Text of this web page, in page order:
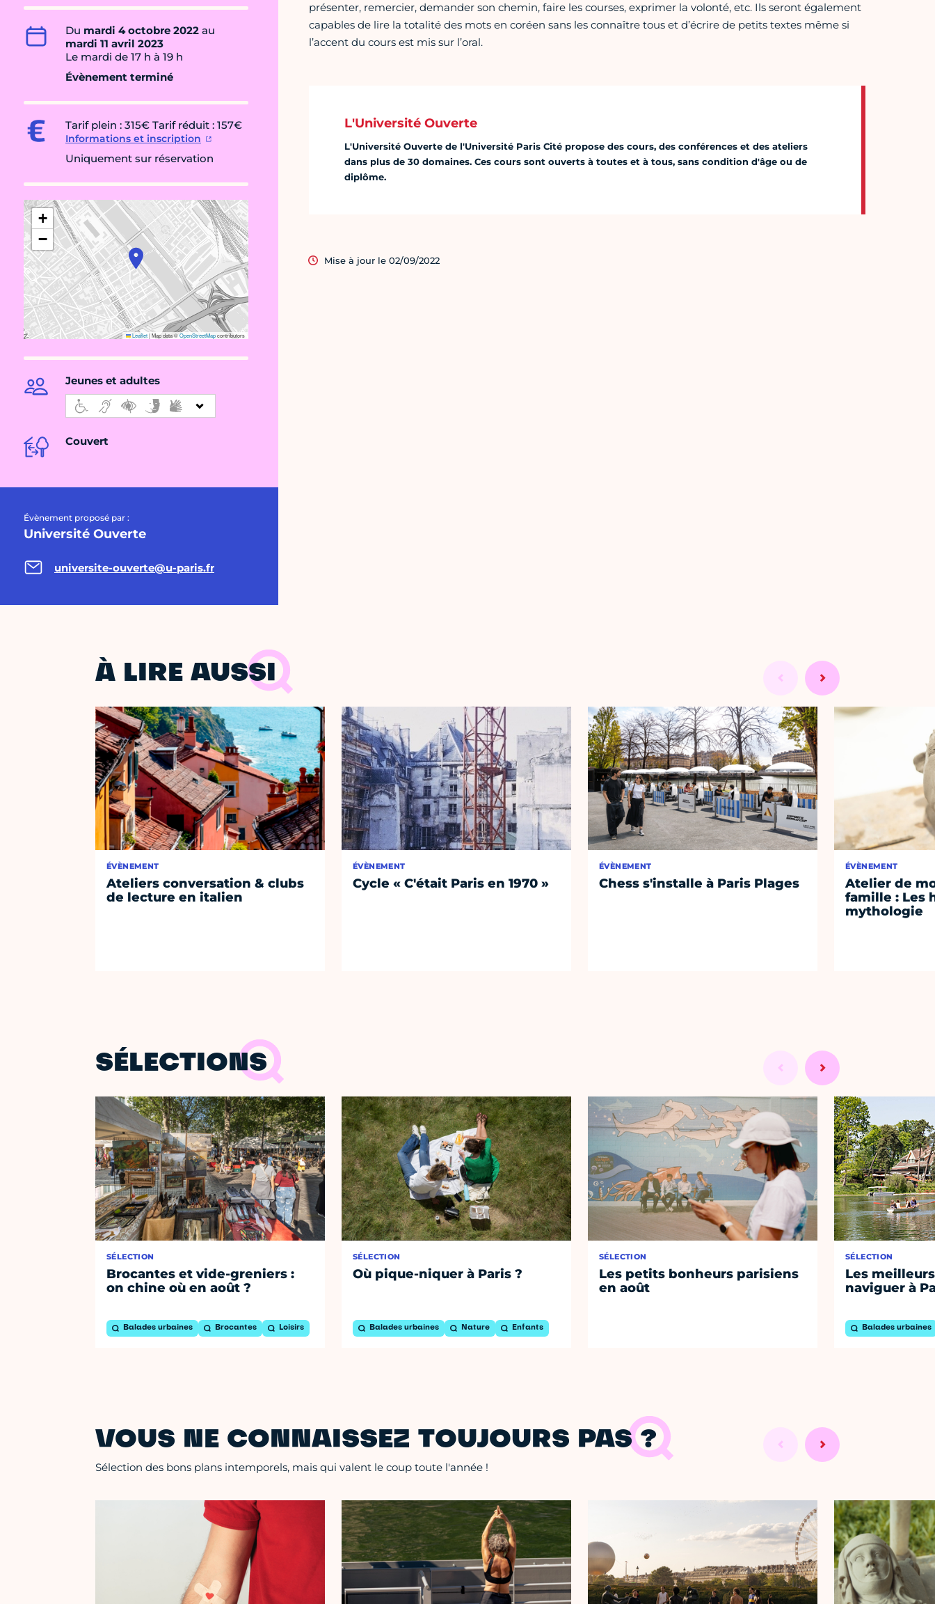
Du mardi 4 octobre 2022 au
mardi 11 avril 2023
Le mardi de 17 h à 19 h
Évènement terminé
Tarif plein : 315€ Tarif réduit : 157€
Informations et inscription
Uniquement sur réservation
+
−
Leaflet|Map data ©OpenStreetMapcontributors
Jeunes et adultes
Couvert
Évènement proposé par :
Université Ouverte
universite-ouverte@u-paris.fr
présenter, remercier, demander son chemin, faire les courses, exprimer la volonté, etc. Ils seront également
capables de lire la totalité des mots en coréen sans les connaître tous et d’écrire de petits textes même si
l’accent du cours est mis sur l’oral.
L'Université Ouverte
L'Université Ouverte de l'Université Paris Cité propose des cours, des conférences et des ateliers
dans plus de 30 domaines. Ces cours sont ouverts à toutes et à tous, sans condition d'âge ou de
diplôme.
Mise à jour le 02/09/2022
À LIRE AUSSI
ÉVÈNEMENT
Ateliers conversation & clubs
de lecture en italien
ÉVÈNEMENT
Cycle « C'était Paris en 1970 »
ÉVÈNEMENT
Chess s'installe à Paris Plages
ÉVÈNEMENT
Atelier de
famille : Les
mythologie
SÉLECTIONS
SÉLECTION
Brocantes et vide-greniers :
on chine où en août ?
Balades urbaines Brocantes Loisirs
SÉLECTION
Où pique-niquer à Paris ?
Balades urbaines Nature Enfants
SÉLECTION
Les petits bonheurs parisiens
en août
SÉLECTION
Les
naviguer à
Balades urbaines
VOUS NE CONNAISSEZ TOUJOURS PAS ?
Sélection des bons plans intemporels, mais qui valent le coup toute l'année !